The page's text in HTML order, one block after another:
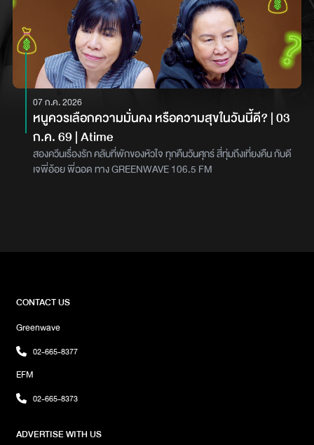
07 ก.ค. 2026
หนูควรเลือกความมั่นคง หรือความสุขในวันนี้ดี? | 03
ก.ค. 69 | Atime
สองควีนเรื่องรัก คลับที่พักของหัวใจ ทุกคืนวันศุกร์ สี่ทุ่มถึงเที่ยงคืน กับดี
เจพี่อ้อย พี่ฉอด ทาง GREENWAVE 106.5 FM
CONTACT US
Greenwave
02-665-8377
EFM
02-665-8373
ADVERTISE WITH US